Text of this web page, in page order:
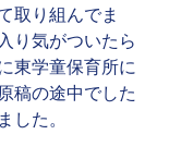
取り組んでま
り気がついたら
東学童保育所に
稿の途中でした
した。